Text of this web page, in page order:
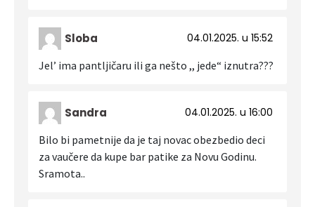
Sloba
04.01.2025. u 15:52
Jel’ ima pantljičaru ili ga nešto ,, jede“ iznutra???
Sandra
04.01.2025. u 16:00
Bilo bi pametnije da je taj novac obezbedio deci
za vaučere da kupe bar patike za Novu Godinu.
Sramota..